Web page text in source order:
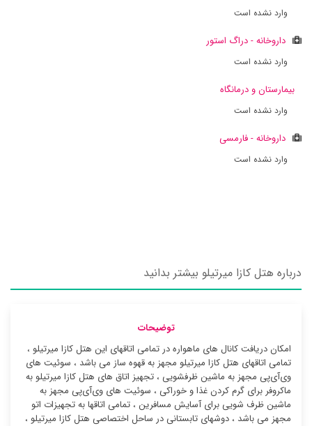
وارد نشده است
داروخانه - دراگ استور
وارد نشده است
بیمارستان و درمانگاه
وارد نشده است
داروخانه - فارمسی
وارد نشده است
درباره هتل کازا میرتیلو بیشتر بدانید
توضیحات
امکان دریافت کانال های ماهواره در تمامی اتاقهای این هتل کازا میرتیلو ،
تمامی اتاقهای هتل کازا میرتیلو مجهز به قهوه ساز می باشد ، سوئیت ‌های
وی‌آی‌پی مجهز به ماشین ظرفشویی ، تجهیز اتاق های هتل کازا میرتیلو به
ماکروفر برای گرم کردن غذا و خوراکی ، سوئیت ‌های وی‌آی‌پی مجهز به
ماشین ظرف شویی برای آسایش مسافرین ، تمامی اتاقها به تجهیزات اتو
مجهز می باشد ، دوشهای تابستانی در ساحل اختصاصی هتل کازا میرتیلو ،